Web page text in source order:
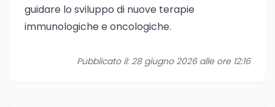
guidare lo sviluppo di nuove terapie
immunologiche e oncologiche.
Pubblicato il: 28 giugno 2026 alle ore 12:16